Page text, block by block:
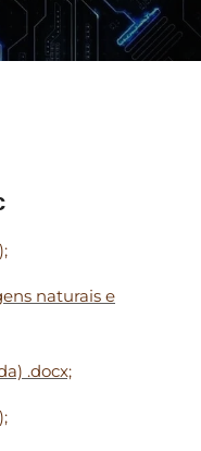
naturais e
.docx;